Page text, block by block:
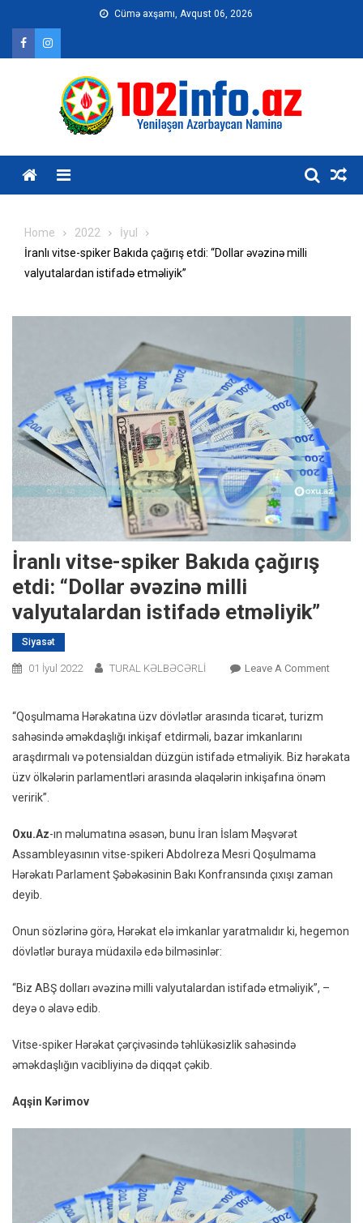
content
Cümə axşamı, Avqust 06, 2026
Home 2022
İyul
İranlı vitse-spiker Bakıda çağırış etdi: “Dollar əvəzinə milli
valyutalardan istifadə etməliyik”
İranlı vitse-spiker Bakıda çağırış
etdi: “Dollar əvəzinə milli
valyutalardan istifadə etməliyik”
Siyasət
01 İyul 2022 TURAL KƏLBƏCƏRLİ Leave A CommentOn
Çağırış
“Qoşulmama Hərəkatına üzv dövlətlər arasında ticarət, turizm
sahəsində əməkdaşlığı inkişaf etdirməli, bazar imkanlarını
araşdırmalı və potensialdan düzgün istifadə etməliyik. Biz hərəkata
üzv ölkələrin parlamentləri arasında əlaqələrin inkişafına önəm
veririk”.
Oxu.Az-ın məlumatına əsasən, bunu İran İslam Məşvərət
Assambleyasının vitse-spikeri Abdolreza Mesri Qoşulmama
Hərəkatı Parlament Şəbəkəsinin Bakı Konfransında çıxışı zaman
deyib.
Onun sözlərinə görə, Hərəkat elə imkanlar yaratmalıdır ki, hegemon
dövlətlər buraya müdaxilə edə bilməsinlər:
“Biz ABŞ dolları əvəzinə milli valyutalardan istifadə etməliyik”, –
deyə o əlavə edib.
Vitse-spiker Hərəkat çərçivəsində təhlükəsizlik sahəsində
əməkdaşlığın vacibliyinə də diqqət çəkib.
Aqşin Kərimov